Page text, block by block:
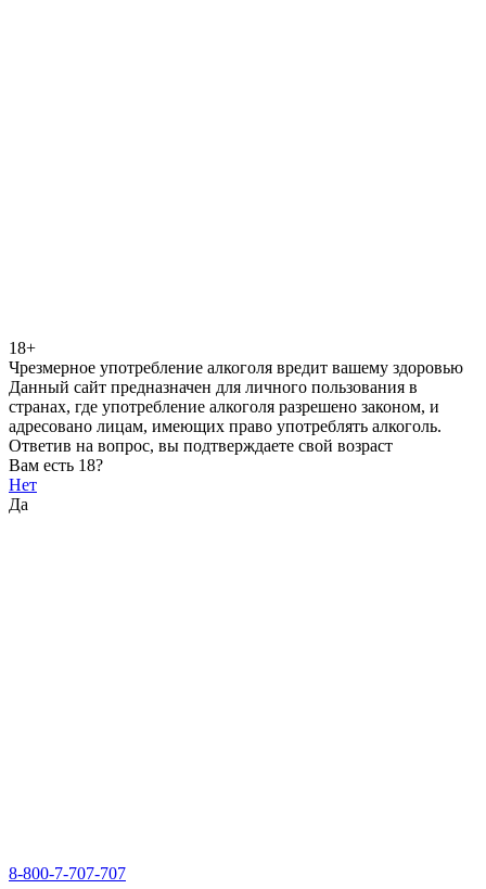
18+
Чрезмерное употребление алкоголя вредит вашему здоровью
Данный сайт предназначен для личного пользования в
странах, где употребление алкоголя разрешено законом, и
адресовано лицам, имеющих право употреблять алкоголь.
Ответив на вопрос, вы подтверждаете свой возраст
Вам есть 18?
Нет
Да
8-800-7-707-707